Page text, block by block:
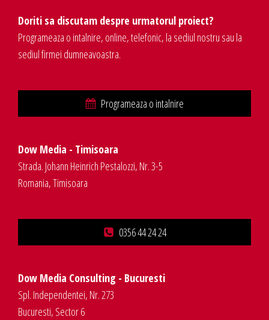
Doriti sa discutam despre urmatorul proiect?
Programeaza o intalnire, online, telefonic, la sediul nostru sau la
sediul firmei dumneavoastra.
Programeaza o intalnire
Dow Media - Timisoara
Strada. Johann Heinrich Pestalozzi, Nr. 3-5
Romania, Timisoara
0356 44 24 24
Dow Media Consulting - Bucuresti
Spl. Independentei, Nr. 273
Bucuresti, Sector 6